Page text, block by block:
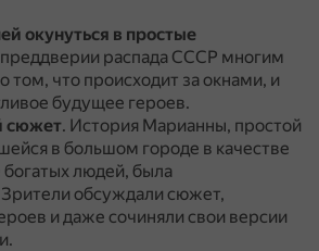
окунуться в простые
распада СССР многим
том, что происходит за окнами, и
будущее героев.
сюжет. История Марианны, простой
в большом городе в качестве
людей, была
Зрители обсуждали сюжет,
и даже сочиняли свои версии